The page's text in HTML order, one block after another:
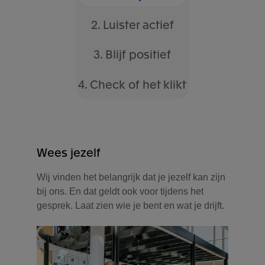
2. Luister actief
3. Blijf positief
4. Check of het klikt
Wees jezelf
Wij vinden het belangrijk dat je jezelf kan zijn
bij ons. En dat geldt ook voor tijdens het
gesprek. Laat zien wie je bent en wat je drijft.